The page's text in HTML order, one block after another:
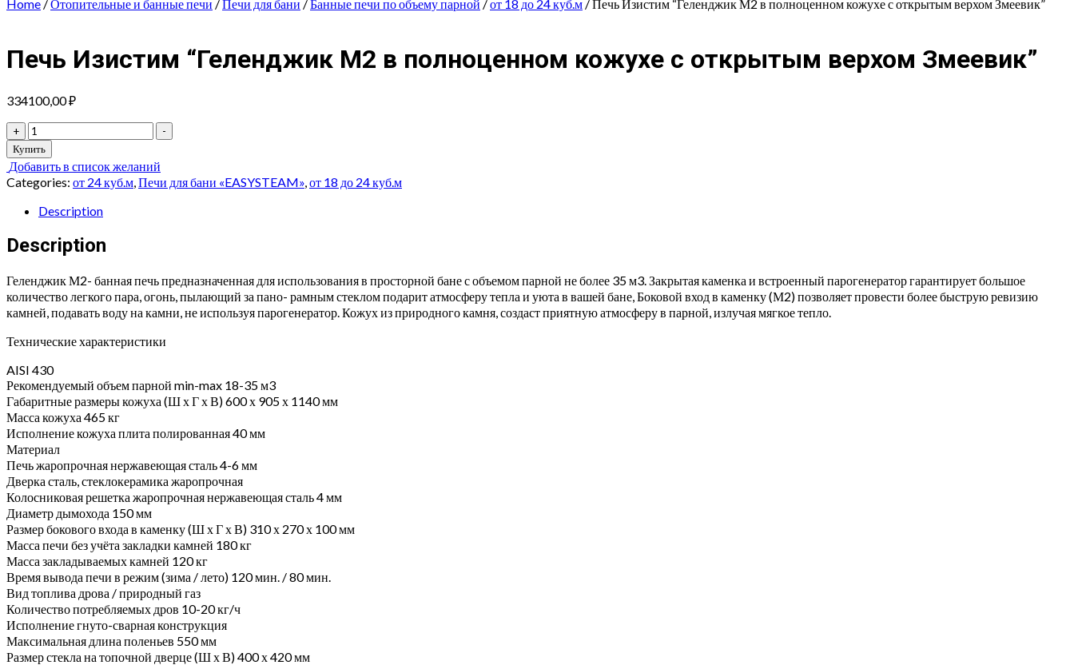
Home /Отопительные и банные печи /Печи для бани /Банные печи по объему парной /от 18 до 24 куб.м / Печь Изистим “Геленджик М2 в полноценном кожухе с открытым верхом Змеевик”
Печь Изистим “Геленджик М2 в полноценном кожухе с открытым верхом Змеевик”
334100,00₽
+
Печь
Изистим
"Геленджик
М2
в
полноценном
с
открытым
Змеевик"
quantity
-
Купить
Добавить в список желаний
Categories: от 24 куб.м Печи для бани «EASYSTEAM» от 18 до 24 куб.м
Description
Description
Геленджик М2- банная печь предназначенная для использования в просторной бане с объемом парной не более 35 м3. Закрытая каменка и встроенный парогенератор гарантирует большое
количество легкого пара, огонь, пылающий за пано- рамным стеклом подарит атмосферу тепла и уюта в вашей бане, Боковой вход в каменку (М2) позволяет провести более быструю ревизию
камней, подавать воду на камни, не используя парогенератор. Кожух из природного камня, создаст приятную атмосферу в парной, излучая мягкое тепло.
Технические характеристики
AISI 430
Рекомендуемый объем парной min-max 18-35 м3
Габаритные размеры кожуха (Ш х Г х В) 600 х 905 х 1140 мм
Масса кожуха 465 кг
Исполнение кожуха плита полированная 40 мм
Материал
Печь жаропрочная нержавеющая сталь 4-6 мм
Дверка сталь, стеклокерамика жаропрочная
Колосниковая решетка жаропрочная нержавеющая сталь 4 мм
Диаметр дымохода 150 мм
Размер бокового входа в каменку (Ш х Г х В) 310 х 270 х 100 мм
Масса печи без учёта закладки камней 180 кг
Масса закладываемых камней 120 кг
Время вывода печи в режим (зима / лето) 120 мин. / 80 мин.
Вид топлива дрова / природный газ
Количество потребляемых дров 10-20 кг/ч
Исполнение гнуто-сварная конструкция
Максимальная длина поленьев 550 мм
Размер стекла на топочной дверце (Ш х В) 400 х 420 мм